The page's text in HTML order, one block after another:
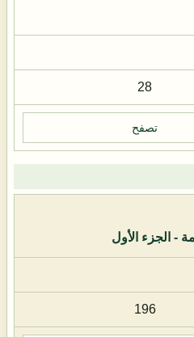
28
تصفح
- الجزء الأول
196